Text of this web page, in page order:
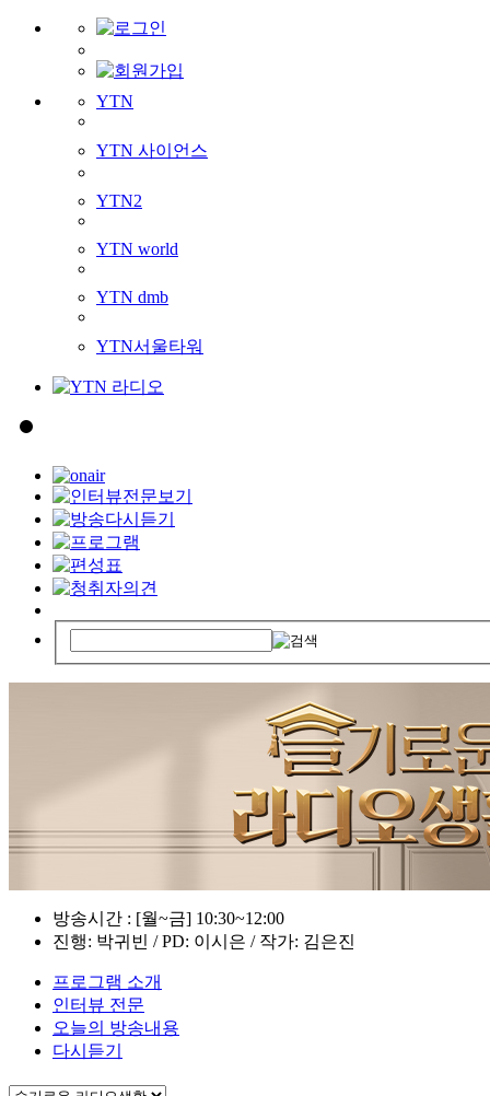
YTN
YTN 사이언스
YTN2
YTN world
YTN dmb
YTN서울타워
방송시간 : [월~금] 10:30~12:00
진행: 박귀빈 / PD: 이시은 / 작가: 김은진
프로그램 소개
인터뷰 전문
오늘의 방송내용
다시듣기